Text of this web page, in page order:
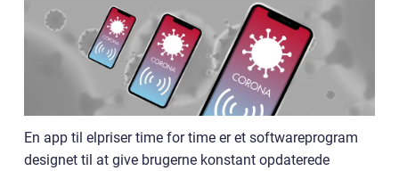
En app til elpriser time for time er et softwareprogram
designet til at give brugerne konstant opdaterede